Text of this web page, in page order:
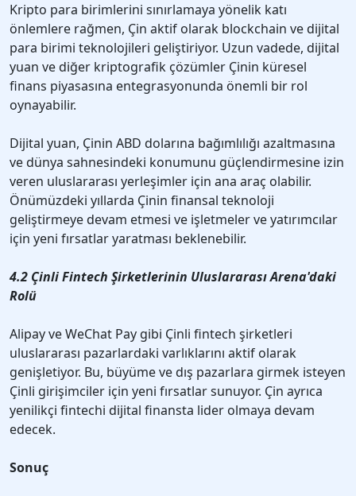
Kripto para birimlerini sınırlamaya yönelik katı
önlemlere rağmen, Çin aktif olarak blockchain ve dijital
para birimi teknolojileri geliştiriyor. Uzun vadede, dijital
yuan ve diğer kriptografik çözümler Çinin küresel
finans piyasasına entegrasyonunda önemli bir rol
oynayabilir.
Dijital yuan, Çinin ABD dolarına bağımlılığı azaltmasına
ve dünya sahnesindeki konumunu güçlendirmesine izin
veren uluslararası yerleşimler için ana araç olabilir.
Önümüzdeki yıllarda Çinin finansal teknoloji
geliştirmeye devam etmesi ve işletmeler ve yatırımcılar
için yeni fırsatlar yaratması beklenebilir.
4.2 Çinli Fintech Şirketlerinin Uluslararası Arena'daki
Rolü
Alipay ve WeChat Pay gibi Çinli fintech şirketleri
uluslararası pazarlardaki varlıklarını aktif olarak
genişletiyor. Bu, büyüme ve dış pazarlara girmek isteyen
Çinli girişimciler için yeni fırsatlar sunuyor. Çin ayrıca
yenilikçi fintechi dijital finansta lider olmaya devam
edecek.
Sonuç